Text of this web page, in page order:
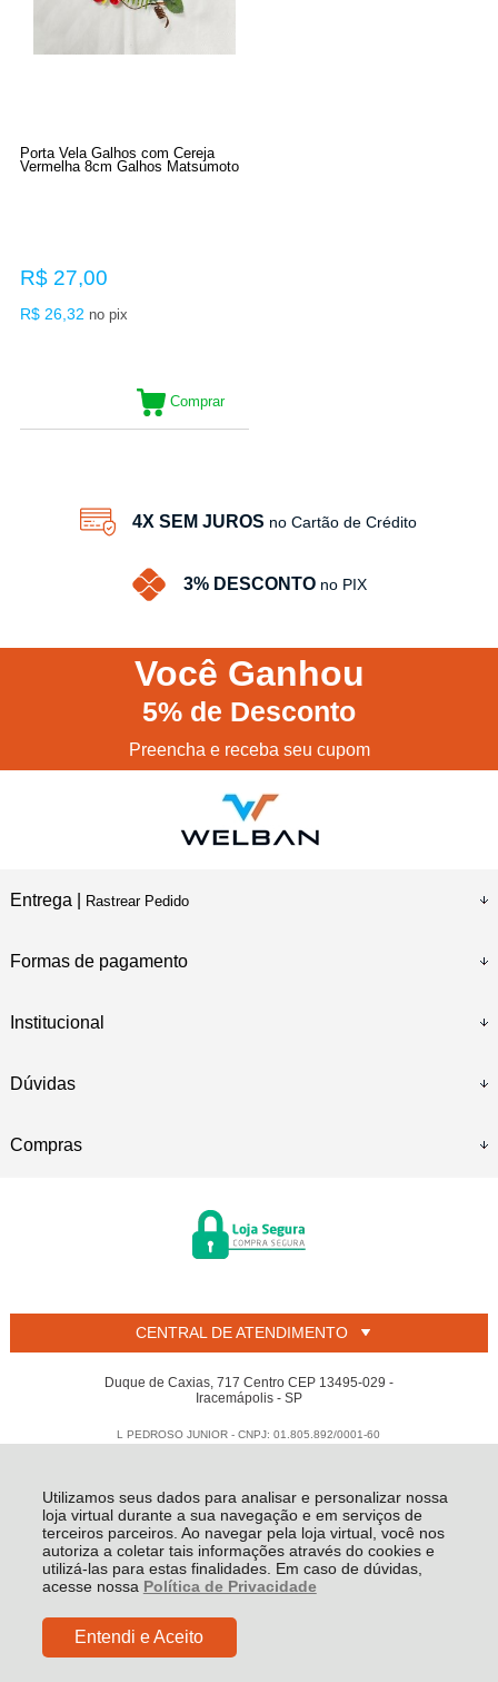
Utilizamos seus dados para analisar e personalizar nossa
loja virtual durante a sua navegação e em serviços de
terceiros parceiros. Ao navegar pela loja virtual, você nos
autoriza a coletar tais informações através do cookies e
utilizá-las para estas finalidades. Em caso de dúvidas,
acesse nossa Política de Privacidade
Entendi e Aceito
Porta Vela Galhos com Cereja
Vermelha 8cm Galhos Matsumoto
R$ 27,00
R$ 26,32 no pix
Comprar
4X SEM JUROS no Cartão de Crédito
3% DESCONTO no PIX
Você Ganhou
5% de Desconto
Preencha e receba seu cupom
Entrega | Rastrear Pedido
Formas de pagamento
Institucional
Dúvidas
Compras
CENTRAL DE ATENDIMENTO
Duque de Caxias, 717 Centro CEP 13495-029 -
Iracemápolis - SP
L PEDROSO JUNIOR - CNPJ: 01.805.892/0001-60